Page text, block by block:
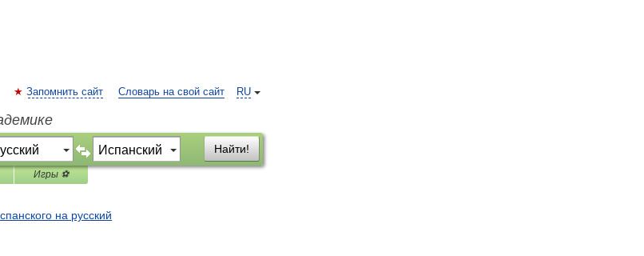
RU
Запомнить сайт Словарь на свой сайт
Найти!
Игры ⚽
на русский